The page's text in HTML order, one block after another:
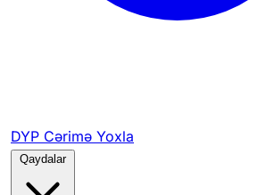
DYP Cərimə Yoxla
Qaydalar